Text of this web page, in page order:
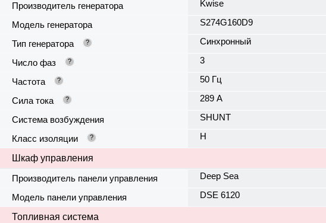
Производитель генератора
Kwise
Модель генератора S274G160D9
Тип генератора ? Синхронный
Число фаз ? 3
Частота ? 50 Гц
Сила тока ? 289 А
Система возбуждения SHUNT
Класс изоляции ? H
Шкаф управления
Производитель панели управления
Deep Sea
Модель панели управления DSE 6120
Топливная система